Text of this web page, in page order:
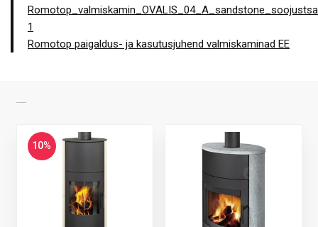
1
Romotop paigaldus- ja kasutusjuhend valmiskaminad EE
10%